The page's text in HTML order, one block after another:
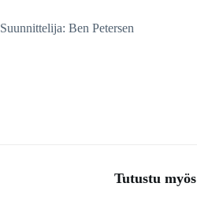
Suunnittelija: Ben Petersen
Tutustu myös